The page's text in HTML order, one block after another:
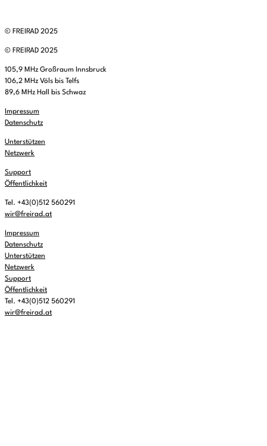
© FREIRAD 2025
© FREIRAD 2025
105,9 MHz Großraum Innsbruck
106,2 MHz Völs bis Telfs
89,6 MHz Hall bis Schwaz
Impressum
Datenschutz
Unterstützen
Netzwerk
Support
Öffentlichkeit
Tel. +43(0)512 560291
wir@freirad.at
Impressum
Datenschutz
Unterstützen
Netzwerk
Support
Öffentlichkeit
Tel. +43(0)512 560291
wir@freirad.at